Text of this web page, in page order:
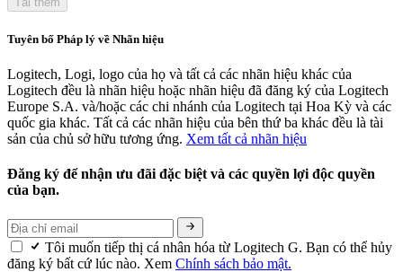
Tuyên bố Pháp lý về Nhãn hiệu
Logitech, Logi, logo của họ và tất cả các nhãn hiệu khác của
Logitech đều là nhãn hiệu hoặc nhãn hiệu đã đăng ký của Logitech
Europe S.A. và/hoặc các chi nhánh của Logitech tại Hoa Kỳ và các
quốc gia khác. Tất cả các nhãn hiệu của bên thứ ba khác đều là tài
sản của chủ sở hữu tương ứng. Xem tất cả nhãn hiệu
Đăng ký để nhận ưu đãi đặc biệt và các quyền lợi độc quyền
của bạn.
Tôi muốn tiếp thị cá nhân hóa từ Logitech G. Bạn có thể hủy
đăng ký bất cứ lúc nào. Xem Chính sách bảo mật.